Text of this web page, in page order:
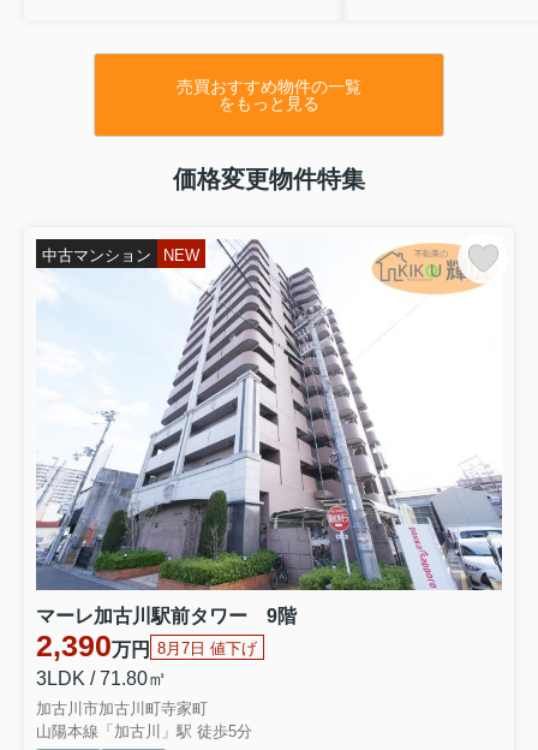
売買おすすめ物件の一覧
をもっと見る
価格変更物件特集
中古マンション NEW
マーレ加古川駅前タワー 9階
2,390万円 8月7日 値下げ
3LDK / 71.80㎡
加古川市加古川町寺家町
山陽本線「加古川」駅 徒歩5分